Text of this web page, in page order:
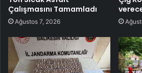
Çalışmasını Tamamladı
Ağustos 7, 2026